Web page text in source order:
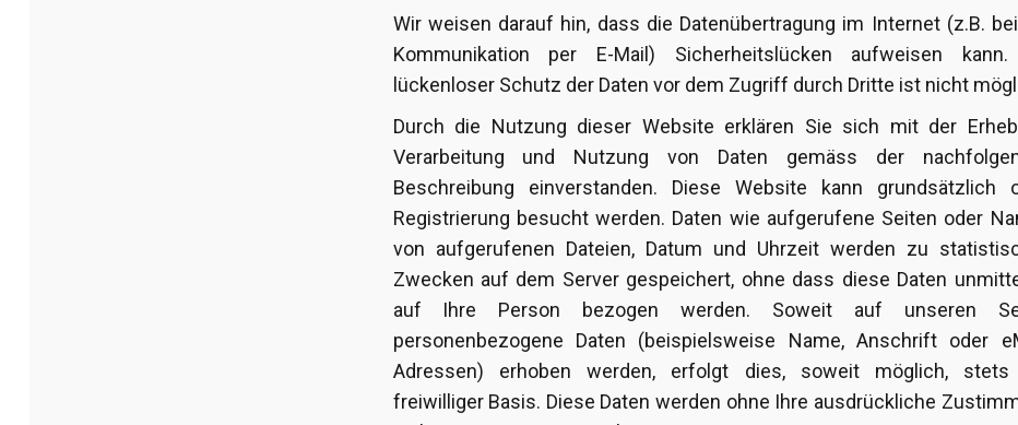
Wir weisen darauf hin, dass die Datenübertragung im Internet (z.B.
Kommunikation per E-Mail) Sicherheitslücken aufweisen
lückenloser Schutz der Daten vor dem Zugriff durch Dritte ist nicht
Durch die Nutzung dieser Website erklären Sie sich mit der
Verarbeitung und Nutzung von Daten gemäss der
Beschreibung einverstanden. Diese Website kann grundsätzlich
Registrierung besucht werden. Daten wie aufgerufene Seiten oder
von aufgerufenen Dateien, Datum und Uhrzeit werden zu
Zwecken auf dem Server gespeichert, ohne dass diese Daten
auf Ihre Person bezogen werden. Soweit auf unseren
personenbezogene Daten (beispielsweise Name, Anschrift oder
Adressen) erhoben werden, erfolgt dies, soweit möglich,
freiwilliger Basis. Diese Daten werden ohne Ihre ausdrückliche